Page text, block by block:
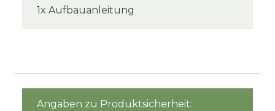
1x Aufbauanleitung
Angaben zu Produktsicherheit: